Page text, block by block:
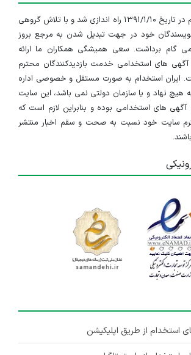
سایت ایران استخدام در تاریخ ۱۳۹۱/۱/۱۰ راه اندازی شد و با تلاش گروهی
نویسندگان خود در جهت تبدیل شدن به مرجع بروز
گام برداشت. سعی همیشگی همکاران ما ارائه
های استخدامی خدمت بازدیدکنندگان محترم
ایران استخدام به صورت مستقل و خصوصی اداره
هیچ نهاد و یا سازمان دولتی نمی باشد، این سایت
آگهی های استخدامی بوده و بنابراین لازم است که
سایت خود نسبت به صحت و سقم اخبار منتشر
استخدام از طریق اپلیکیشن